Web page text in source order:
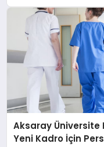
Aksaray Üniversite
Yeni Kadro İçin